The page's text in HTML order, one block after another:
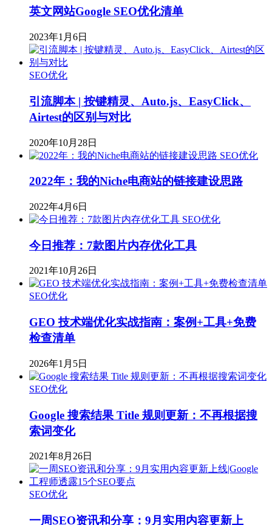
英文网站Google SEO优化清单
2023年1月6日
SEO优化
引流脚本 | 按键精灵、Auto.js、EasyClick、
Airtest的区别与对比
2020年10月28日
SEO优化
2022年：我的Niche电商站的链接建设思路
2022年4月6日
SEO优化
今日推荐：7款图片内存优化工具
2021年10月26日
SEO优化
GEO 技术端优化实战指南：案例+工具+免费
检查清单
2026年1月5日
SEO优化
Google 搜索结果 Title 规则更新：不再根据搜
索词变化
2021年8月26日
SEO优化
一周SEO资讯和分享：9月实用内容更新上